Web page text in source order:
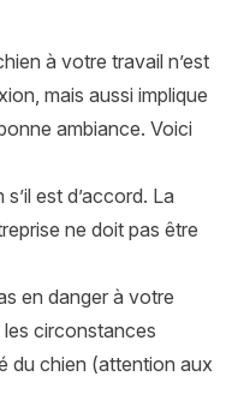
à votre travail n’est
mais aussi implique
ambiance. Voici
est d’accord. La
ne doit pas être
en danger à votre
circonstances
du chien (attention aux